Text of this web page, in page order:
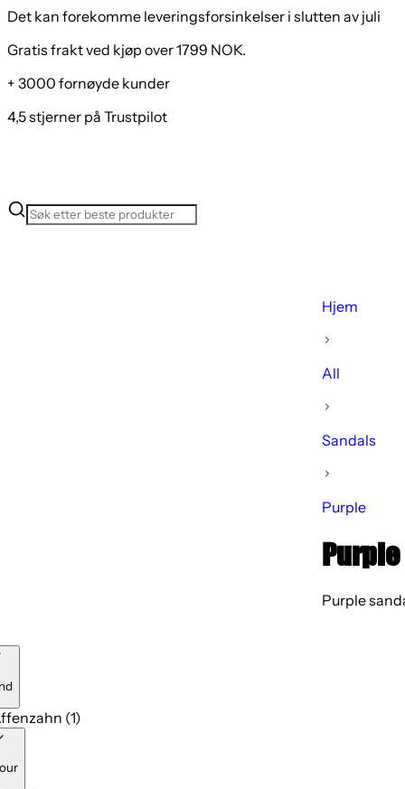
Det kan forekomme leveringsforsinkelser i slutten av juli
Gratis frakt ved kjøp over 1799 NOK.
+ 3000 fornøyde kunder
4,5 stjerner på Trustpilot
Hjem
All
Sandals
Purple
Purple
(1)